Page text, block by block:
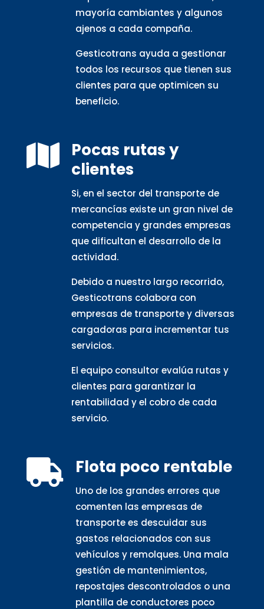
mayoría cambiantes y algunos
ajenos a cada compaña.
Gesticotrans ayuda a gestionar
todos los recursos que tienen sus
clientes para que optimicen su
beneficio.

Pocas rutas y
clientes
Si, en el sector del transporte de
mercancías existe un gran nivel de
competencia y grandes empresas
que dificultan el desarrollo de la
actividad.
Debido a nuestro largo recorrido,
Gesticotrans colabora con
empresas de transporte y diversas
cargadoras para incrementar tus
servicios.
El equipo consultor evalúa rutas y
clientes para garantizar la
rentabilidad y el cobro de cada
servicio.
 Flota poco rentable
Uno de los grandes errores que
comenten las empresas de
transporte es descuidar sus
gastos relacionados con sus
vehículos y remolques. Una mala
gestión de mantenimientos,
repostajes descontrolados o una
plantilla de conductores poco